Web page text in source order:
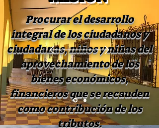
Procurar el desarrollo
integral de los ciudadanos y
ciudadanas, niños y niñas del
aprovechamiento de los
bienes económicos,
financieros que se recauden
como contribución de los
tributos.